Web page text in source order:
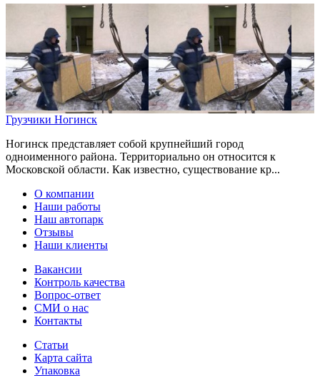
Грузчики Ногинск
Ногинск представляет собой крупнейший город
одноименного района. Территориально он относится к
Московской области. Как известно, существование кр...
О компании
Наши работы
Наш автопарк
Отзывы
Наши клиенты
Вакансии
Контроль качества
Вопрос-ответ
СМИ о нас
Контакты
Статьи
Карта сайта
Упаковка